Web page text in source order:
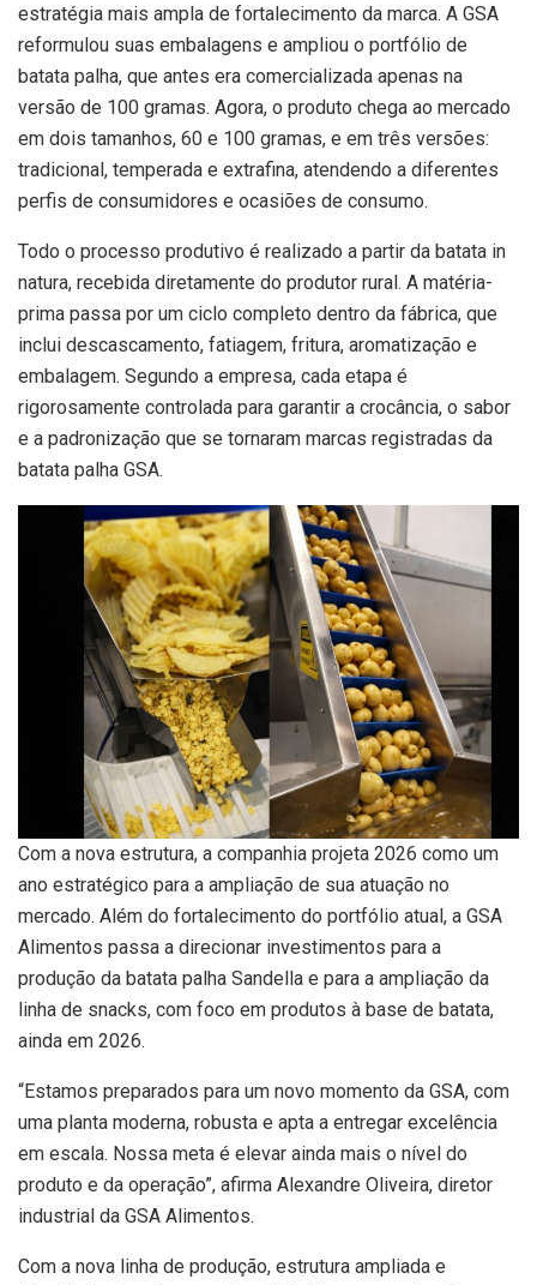
estratégia mais ampla de fortalecimento da marca. A GSA
reformulou suas embalagens e ampliou o portfólio de
batata palha, que antes era comercializada apenas na
versão de 100 gramas. Agora, o produto chega ao mercado
em dois tamanhos, 60 e 100 gramas, e em três versões:
tradicional, temperada e extrafina, atendendo a diferentes
perfis de consumidores e ocasiões de consumo.
Todo o processo produtivo é realizado a partir da batata in
natura, recebida diretamente do produtor rural. A matéria-
prima passa por um ciclo completo dentro da fábrica, que
inclui descascamento, fatiagem, fritura, aromatização e
embalagem. Segundo a empresa, cada etapa é
rigorosamente controlada para garantir a crocância, o sabor
e a padronização que se tornaram marcas registradas da
batata palha GSA.
Com a nova estrutura, a companhia projeta 2026 como um
ano estratégico para a ampliação de sua atuação no
mercado. Além do fortalecimento do portfólio atual, a GSA
Alimentos passa a direcionar investimentos para a
produção da batata palha Sandella e para a ampliação da
linha de snacks, com foco em produtos à base de batata,
ainda em 2026.
“Estamos preparados para um novo momento da GSA, com
uma planta moderna, robusta e apta a entregar excelência
em escala. Nossa meta é elevar ainda mais o nível do
produto e da operação”, afirma Alexandre Oliveira, diretor
industrial da GSA Alimentos.
Com a nova linha de produção, estrutura ampliada e